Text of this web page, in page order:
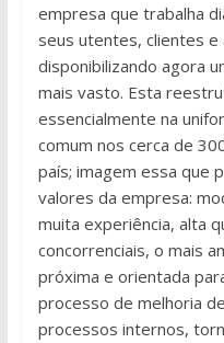
empresa que trabalha
seus utentes, clientes e
disponibilizando agora
mais vasto. Esta
essencialmente na
comum nos cerca de
país; imagem essa que
valores da empresa:
muita experiência, alta
concorrenciais, o mais
próxima e orientada
processo de melhoria
processos internos,